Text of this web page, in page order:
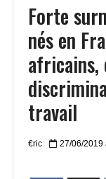
Forte
nés en
africains,
travail
€ric 27/06/2019